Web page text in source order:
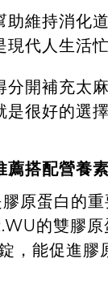
助維持消化
現代人生活
分開補充太
是很好的選
薦搭配營養
原蛋白的
的雙膠
，能促進膠